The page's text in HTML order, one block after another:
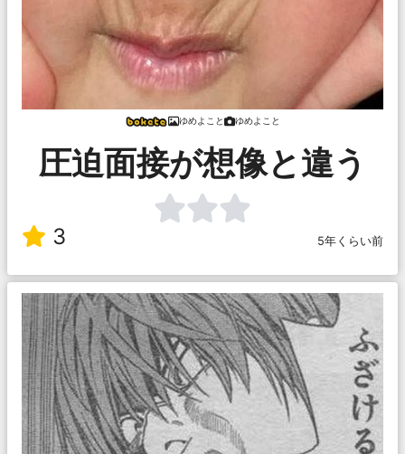
ゆめよこと ゆめよこと
圧迫面接が想像と違う
3 5年くらい前